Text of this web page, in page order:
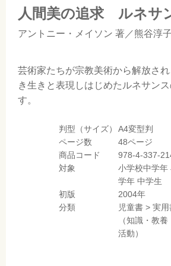
人間美の追求 ルネサ
アントニー・メイソン 著／熊谷淳子
芸術家たちが宗教美術から解放さ
き生きと表現しはじめたルネサン
す。
判型（サイズ）
A4変型判
ページ数
48ページ
商品コード
978-4-337-
対象
小学校中学年
学年 中学生
初版
2004年
分類
児童書 > 実用
（知識・教
活動）